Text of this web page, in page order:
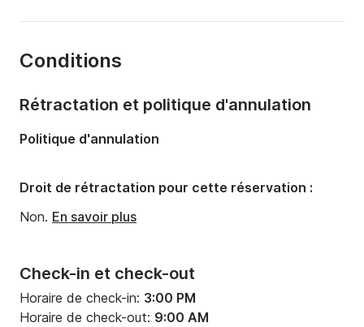
Tirant d'eau:0m
Capacité à bord:
Nombre de salles de bains:1
Conditions
Check-in et check-out
Horaire de check-in: 3:00 PM
Horaire de check-out: 9:00 AM
Rétractation et politique d'annulation
Politique d'annulation
Droit de rétractation pour cette réservation :
Non. En savoir plus